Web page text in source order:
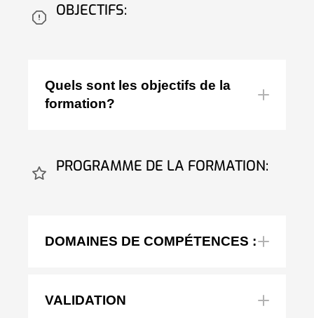
OBJECTIFS:
Quels sont les objectifs de la
formation?
électricité
PROGRAMME DE LA FORMATION:
DOMAINES DE COMPÉTENCES :
VALIDATION